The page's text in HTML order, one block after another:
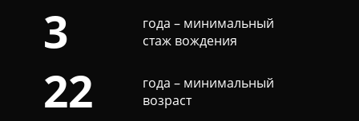
3
года – минимальный
стаж вождения
22
года – минимальный
возраст